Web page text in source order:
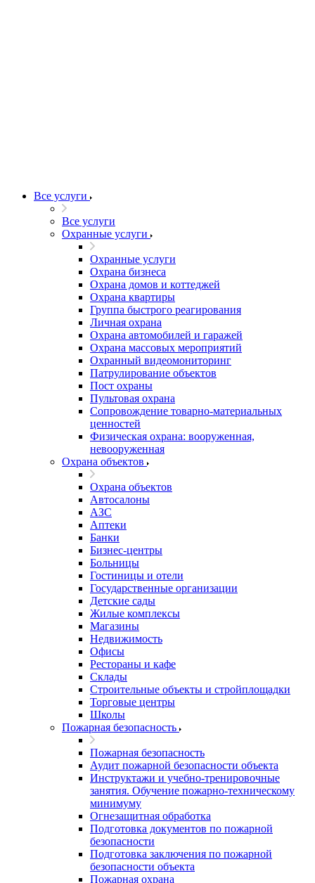
Все услуги
Все услуги
Охранные услуги
Охранные услуги
Охрана бизнеса
Охрана домов и коттеджей
Охрана квартиры
Группа быстрого реагирования
Личная охрана
Охрана автомобилей и гаражей
Охрана массовых мероприятий
Охранный видеомониторинг
Патрулирование объектов
Пост охраны
Пультовая охрана
Сопровождение товарно-материальных
ценностей
Физическая охрана: вооруженная,
невооруженная
Охрана объектов
Охрана объектов
Автосалоны
АЗС
Аптеки
Банки
Бизнес-центры
Больницы
Гостиницы и отели
Государственные организации
Детские сады
Жилые комплексы
Магазины
Недвижимость
Офисы
Рестораны и кафе
Склады
Строительные объекты и стройплощадки
Торговые центры
Школы
Пожарная безопасность
Пожарная безопасность
Аудит пожарной безопасности объекта
Инструктажи и учебно-тренировочные
занятия. Обучение пожарно-техническому
минимуму
Огнезащитная обработка
Подготовка документов по пожарной
безопасности
Подготовка заключения по пожарной
безопасности объекта
Пожарная охрана